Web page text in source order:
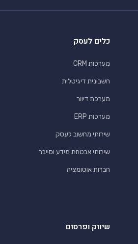
כלים לעסק
מערכות CRM
חשבונית דיגיטלית
מערכת דיוור
מערכות ERP
שירותי מחשוב לעסק
שירותי אבטחת מידע וסייבר
חברות אוטומציה
שיווק ופרסום